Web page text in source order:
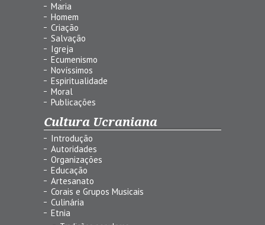
Maria
Homem
Criação
Salvação
Igreja
Ecumenismo
Novíssimos
Espiritualidade
Moral
Publicações
Cultura Ucraniana
Introdução
Autoridades
Organizações
Educação
Artesanato
Corais e Grupos Musicais
Culinária
Etnia